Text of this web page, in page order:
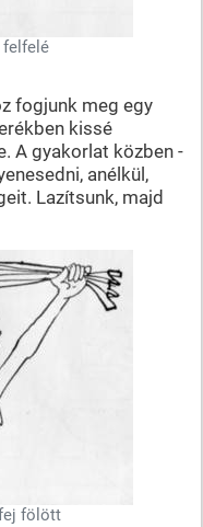
felfelé
fogjunk meg egy
kissé
A gyakorlat közben -
anélkül,
Lazítsunk, majd
fölött